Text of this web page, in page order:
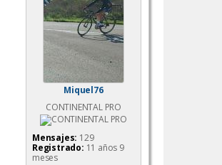
Miquel76
CONTINENTAL PRO
Mensajes: 129
Registrado: 11 años 9
meses